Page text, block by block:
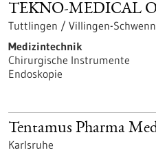
TEKNO-MEDICAL
Tuttlingen / Villingen-
Medizintechnik
Chirurgische Instrumente
Endoskopie
Tentamus Pharma
Karlsruhe